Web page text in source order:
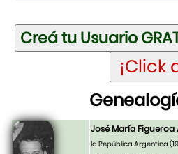
José María Figueroa
la República Argentina